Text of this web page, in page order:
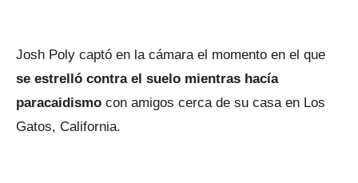
Josh Poly captó en la cámara el momento en el que
se estrelló contra el suelo mientras hacía
paracaidismo con amigos cerca de su casa en Los
Gatos, California.